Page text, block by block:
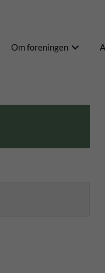
Om foreningen